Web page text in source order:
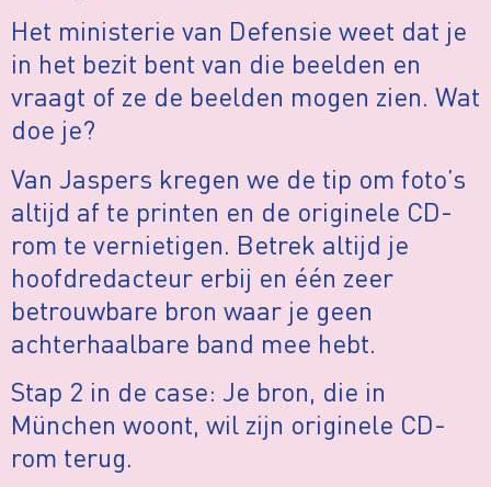
Het ministerie van Defensie weet dat je
in het bezit bent van die beelden en
vraagt of ze de beelden mogen zien. Wat
doe je?
Van Jaspers kregen we de tip om foto’s
altijd af te printen en de originele CD-
rom te vernietigen. Betrek altijd je
hoofdredacteur erbij en één zeer
betrouwbare bron waar je geen
achterhaalbare band mee hebt.
Stap 2 in de case: Je bron, die in
München woont, wil zijn originele CD-
rom terug.